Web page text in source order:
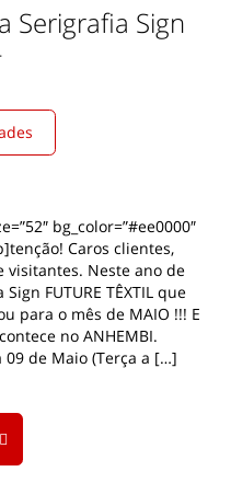
Serigrafia Sign
bg_color=”#ee0000″
Caros clientes,
visitantes. Neste ano de
FUTURE TÊXTIL que
para o mês de MAIO !!! E
no ANHEMBI.
09 de Maio (Terça a […]